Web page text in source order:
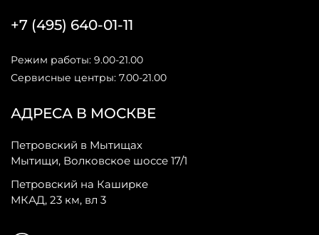
АДРЕСА В МОСКВЕ
Петровский в Мытищах
Мытищи, Волковское шоссе 17/1
Петровский на Каширке
МКАД, 23 км, вл 3
+7 (495) 640-01-11
Режим работы: 9.00-21.00
Сервисные центры: 7.00-21.00